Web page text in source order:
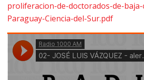
proliferacion-de-doctorados-de-baja-
Paraguay-Ciencia-del-Sur.pdf